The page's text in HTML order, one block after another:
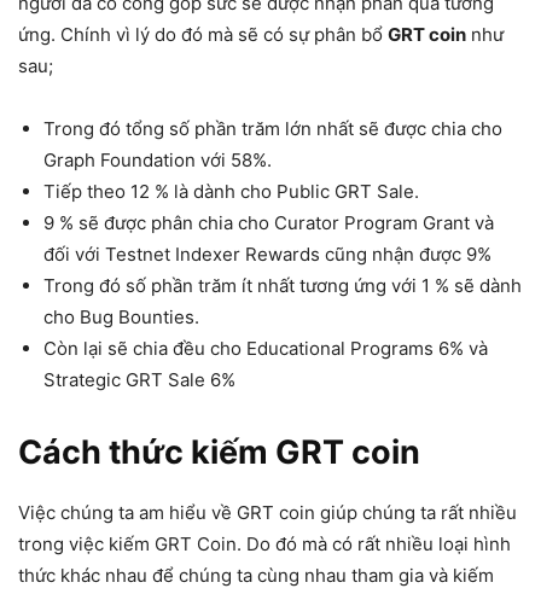
ứng. Chính vì lý do đó mà sẽ có sự phân bổ GRT coin như
sau;
Trong đó tổng số phần trăm lớn nhất sẽ được chia cho
Graph Foundation với 58%.
Tiếp theo 12 % là dành cho Public GRT Sale.
9 % sẽ được phân chia cho Curator Program Grant và
đối với Testnet Indexer Rewards cũng nhận được 9%
Trong đó số phần trăm ít nhất tương ứng với 1 % sẽ dành
cho Bug Bounties.
Còn lại sẽ chia đều cho Educational Programs 6% và
Strategic GRT Sale 6%
Cách thức kiếm GRT coin
Việc chúng ta am hiểu về GRT coin giúp chúng ta rất nhiều
trong việc kiếm GRT Coin. Do đó mà có rất nhiều loại hình
thức khác nhau để chúng ta cùng nhau tham gia và kiếm